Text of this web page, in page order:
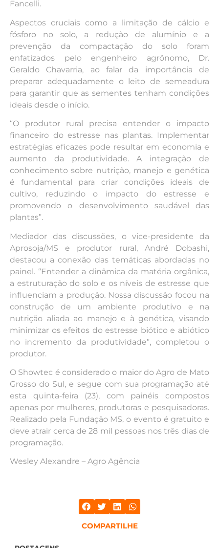
Fancelli.
Aspectos cruciais como a limitação de cálcio e
fósforo no solo, a redução de alumínio e a
prevenção da compactação do solo foram
enfatizados pelo engenheiro agrônomo, Dr.
Geraldo Chavarria, ao falar da importância de
preparar adequadamente o leito de semeadura
para garantir que as sementes tenham condições
ideais desde o início.
“O produtor rural precisa entender o impacto
financeiro do estresse nas plantas. Implementar
estratégias eficazes pode resultar em economia e
aumento da produtividade. A integração de
conhecimento sobre nutrição, manejo e genética
é fundamental para criar condições ideais de
cultivo, reduzindo o impacto do estresse e
promovendo o desenvolvimento saudável das
plantas”.
Mediador das discussões, o vice-presidente da
Aprosoja/MS e produtor rural, André Dobashi,
destacou a conexão das temáticas abordadas no
painel. “Entender a dinâmica da matéria orgânica,
a estruturação do solo e os níveis de estresse que
influenciam a produção. Nossa discussão focou na
construção de um ambiente produtivo e na
nutrição aliada ao manejo e à genética, visando
minimizar os efeitos do estresse biótico e abiótico
no incremento da produtividade”, completou o
produtor.
O Showtec é considerado o maior do Agro de Mato
Grosso do Sul, e segue com sua programação até
esta quinta-feira (23), com painéis compostos
apenas por mulheres, produtoras e pesquisadoras.
Realizado pela Fundação MS, o evento é gratuito e
deve atrair cerca de 28 mil pessoas nos três dias de
programação.
Wesley Alexandre – Agro Agência
COMPARTILHE